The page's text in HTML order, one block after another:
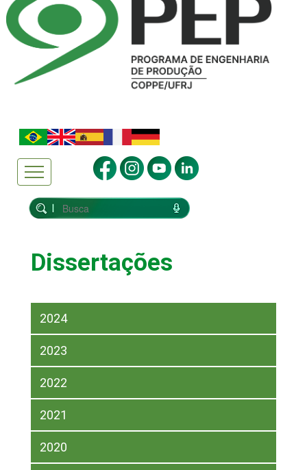
Dissertações
2024
2023
2022
2021
2020